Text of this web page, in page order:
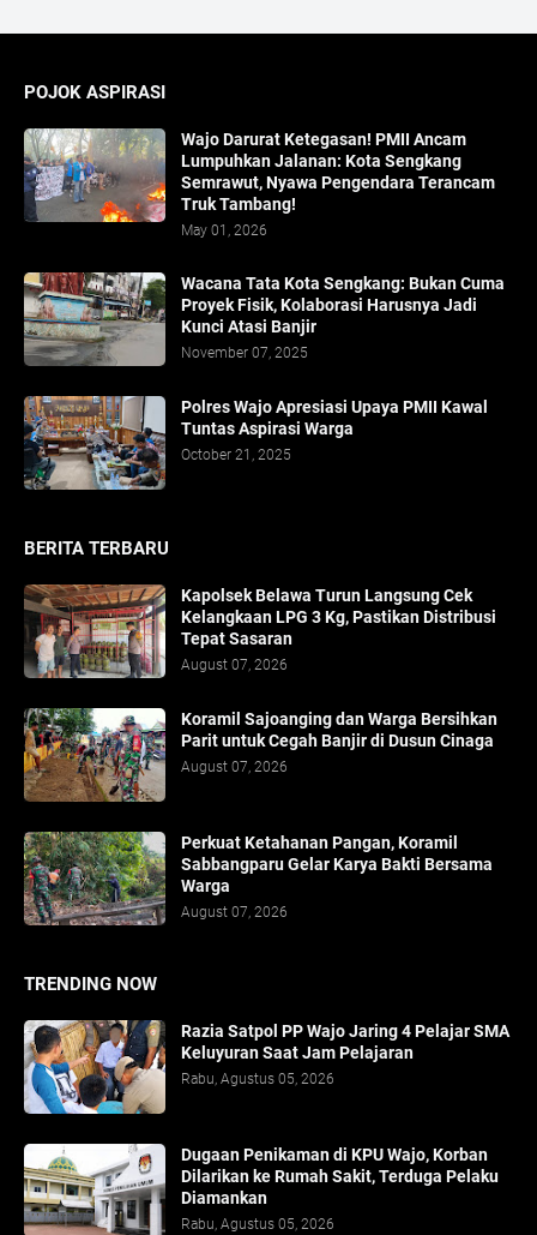
POJOK ASPIRASI
Wajo Darurat Ketegasan! PMII Ancam
Lumpuhkan Jalanan: Kota Sengkang
Semrawut, Nyawa Pengendara Terancam
Truk Tambang!
May 01, 2026
​Wacana Tata Kota Sengkang: Bukan Cuma
Proyek Fisik, Kolaborasi Harusnya Jadi
Kunci Atasi Banjir
November 07, 2025
Polres Wajo Apresiasi Upaya PMII Kawal
Tuntas Aspirasi Warga
October 21, 2025
BERITA TERBARU
Kapolsek Belawa Turun Langsung Cek
Kelangkaan LPG 3 Kg, Pastikan Distribusi
Tepat Sasaran
August 07, 2026
Koramil Sajoanging dan Warga Bersihkan
Parit untuk Cegah Banjir di Dusun Cinaga
August 07, 2026
Perkuat Ketahanan Pangan, Koramil
Sabbangparu Gelar Karya Bakti Bersama
Warga
August 07, 2026
TRENDING NOW
Razia Satpol PP Wajo Jaring 4 Pelajar SMA
Keluyuran Saat Jam Pelajaran
Rabu, Agustus 05, 2026
Dugaan Penikaman di KPU Wajo, Korban
Dilarikan ke Rumah Sakit, Terduga Pelaku
Diamankan
Rabu, Agustus 05, 2026